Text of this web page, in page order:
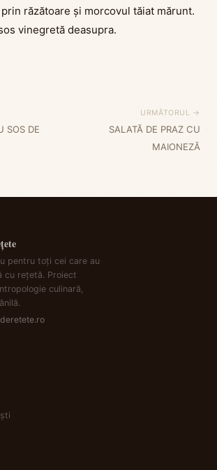
răzătoare și morcovul tăiat mărunt.
vinegretă deasupra.
SOS DE
URMĂTORUL →
SALATĂ DE PRAZ CU
MAIONEZĂ
pentru toți cei care au
cu rețetă. Proiect
culinară,